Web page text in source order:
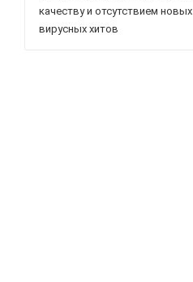
качеству и отсутствием новых
вирусных хитов